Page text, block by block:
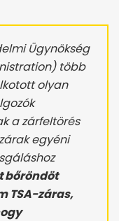
Ügynökség
több
olyan
a zárfeltörés
egyéni
bőröndöt
TSA-záras,